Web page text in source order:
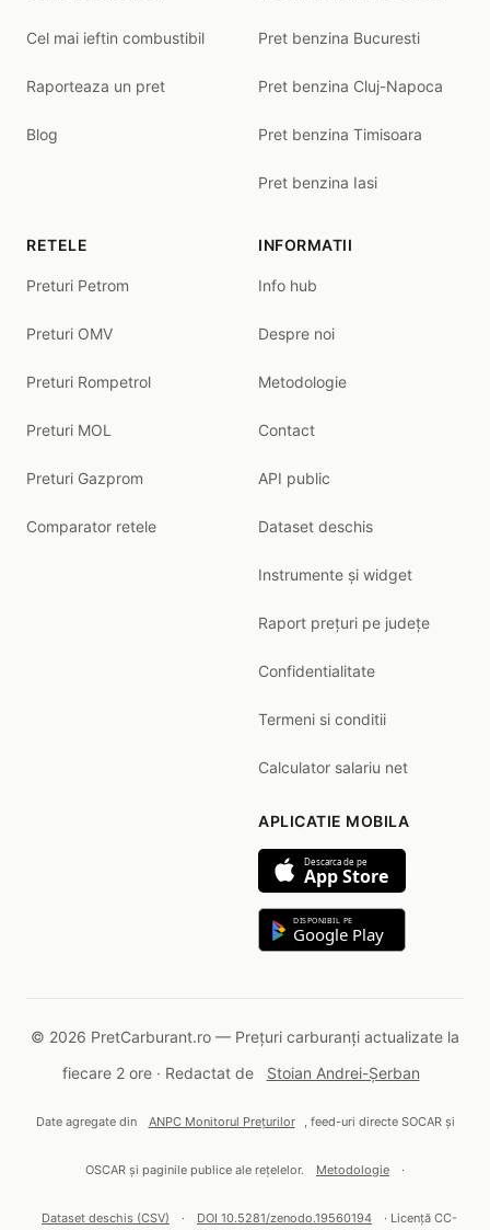
Cel mai ieftin combustibil
Raporteaza un pret
Blog
Pret benzina Bucuresti
Pret benzina Cluj-Napoca
Pret benzina Timisoara
Pret benzina Iasi
RETELE
Preturi Petrom
Preturi OMV
Preturi Rompetrol
Preturi MOL
Preturi Gazprom
Comparator retele
INFORMATII
Info hub
Despre noi
Metodologie
Contact
API public
Dataset deschis
Instrumente și widget
Raport prețuri pe județe
Confidentialitate
Termeni si conditii
Calculator salariu net
APLICATIE MOBILA
Descarca de pe
App Store
DISPONIBIL PE
Google Play
© 2026 PretCarburant.ro — Prețuri carburanți actualizate la
fiecare 2 ore · Redactat de
Stoian Andrei-Șerban
Date agregate din ANPC Monitorul Prețurilor , feed-uri directe SOCAR și
OSCAR și paginile publice ale rețelelor. Metodologie ·
Dataset deschis (CSV) · DOI 10.5281/zenodo.19560194 · Licență CC-